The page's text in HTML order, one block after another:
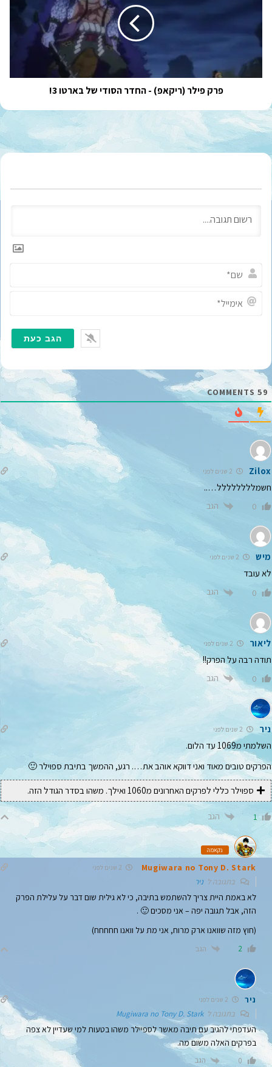
החדר
הסודי
של
בארטו
3!
פרק פילר (ריקאפ) - החדר הסודי של בארטו 3!
ם
י
ל
*
59
Zilox
חשמלללללללל…..
0 הגב
מיש
לא עובד
0 הגב
ליאור
תודה רבה על הפרק!!
0 הגב
ניר
השלמתי מ1069 עד הלום.
הפרקים טובים מאוד ואני דווקא אוהב את…. רגע, ההמשך בתיבת ספוילר 🙂
ספוילר כללי לפרקים האחרונים מ1060 ואילך. משהו בסדר הגודל הזה.
1 הגב
נקאמה
Mugiwara no Tony D. Stark
בתגובה לניר
לא באמת היית צריך להשתמש בתיבה, כי לא גילית שום דבר על עלילת הפרק
הזה, אבל תגובה יפה – אני מסכים 🙂 .
(חוץ מזה שוואנו ארק מרוח, אני מת על וואנו חחחחח)
2 הגב
ניר
בתגובה לMugiwara no Tony D. Stark
העדפתי להגיב עם תיבה מאשר לספיילר משהו בטעות למי שעדיין לא צפה
בפרקים האלה משום מה.
0 הגב